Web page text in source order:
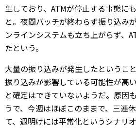
生しており、ATMが停止する事態に
と。夜間バッチが終わらず振り込み
ンラインシステムも立ち上がらず、
たという。
大量の振り込みが発生したというこ
振り込みが影響している可能性が高
と確定はできていないようだ。原因
うで、今週はほぼこのままで、三連
て、週明けには平常化というシナリ